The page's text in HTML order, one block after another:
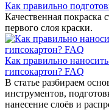
Как правильно
Качественная покраска
первого слоя краски.
Как правильно
гипсокартон? FAQ
В статье разбираем
инструментов,
нанесение слоёв и